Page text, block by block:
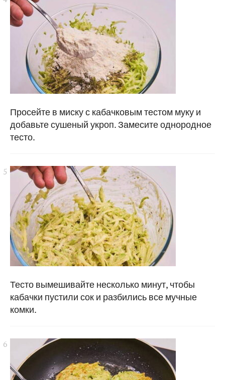
Просейте в миску с кабачковым тестом муку и
добавьте сушеный укроп. Замесите однородное
тесто.
Тесто вымешивайте несколько минут, чтобы
кабачки пустили сок и разбились все мучные
комки.